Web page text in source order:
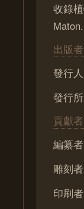
收錄
出版者
發行
發行
貢獻者
編纂
雕刻
印刷